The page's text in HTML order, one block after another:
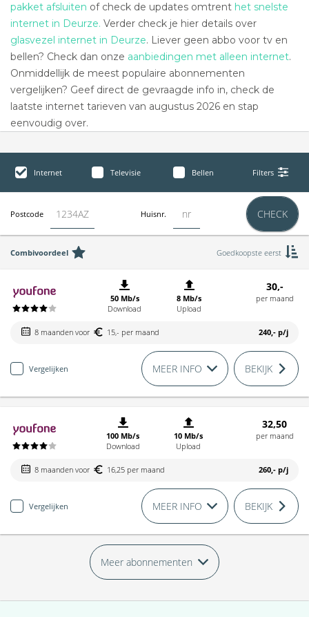
pakket afsluiten of check de updates omtrent het snelste
internet in Deurze. Verder check je hier details over
glasvezel internet in Deurze. Liever geen abbo voor tv en
bellen? Check dan onze aanbiedingen met alleen internet.
Onmiddellijk de meest populaire abonnementen
vergelijken? Geef direct de gevraagde info in, check de
laatste internet tarieven van augustus 2026 en stap
eenvoudig over.
Internet Televisie Bellen Filters
Postcode Huisnr. CHECK
Combivoordeel Goedkoopste eerst
50 Mb/s
Download
8 Mb/s
Upload
30,-
per maand
8 maanden voor 15,- per maand 240,- p/j
Vergelijken MEER INFO BEKIJK
100 Mb/s
Download
10 Mb/s
Upload
32,50
per maand
8 maanden voor 16,25 per maand 260,- p/j
Vergelijken MEER INFO BEKIJK
Meer abonnementen